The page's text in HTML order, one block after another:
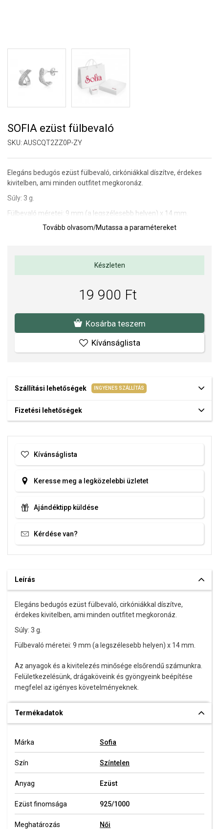
SOFIA ezüst fülbevaló
SKU: AUSCQT2ZZ0P-ZY
Elegáns bedugós ezüst fülbevaló, cirkóniákkal díszítve, érdekes
kivitelben, ami minden outfitet megkoronáz.
Súly: 3 g.
Fülbevaló méretei: 9 mm (a legszélesebb helyen) x 14 mm.
Az anyagok és a kivitelezés minősége elsőrendű számunkra.
megfelel az igényes követelményeknek.
Tovább olvasom/Mutassa a paramétereket
Készleten
19 900 Ft
Kosárba teszem
Kívánságlista
Szállítási lehetőségek INGYENES SZÁLLÍTÁS
Fizetési lehetőségek
Kívánságlista
Keresse meg a legközelebbi üzletet
Ajándéktipp küldése
Kérdése van?
Leírás
Elegáns bedugós ezüst fülbevaló, cirkóniákkal díszítve,
érdekes kivitelben, ami minden outfitet megkoronáz.
Súly: 3 g.
Fülbevaló méretei: 9 mm (a legszélesebb helyen) x 14 mm.
Az anyagok és a kivitelezés minősége elsőrendű számunkra.
Felületkezelésünk, drágaköveink és gyöngyeink beépítése
megfelel az igényes követelményeknek.
Termékadatok
Márka Sofia
Szín Színtelen
Anyag Ezüst
Ezüst finomsága 925/1000
Meghatározás Női